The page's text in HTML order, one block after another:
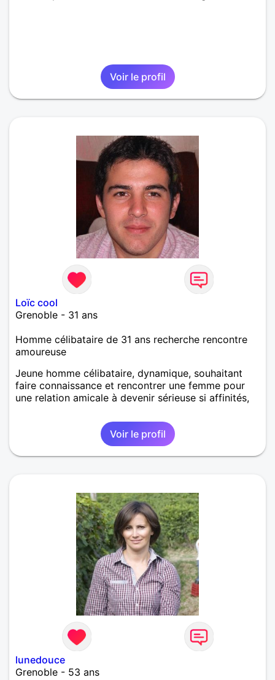
Voir le profil
Loïc cool
Grenoble - 31 ans
Homme célibataire de 31 ans recherche rencontre
amoureuse
Jeune homme célibataire, dynamique, souhaitant
faire connaissance et rencontrer une femme pour
une relation amicale à devenir sérieuse si affinités,
Voir le profil
lunedouce
Grenoble - 53 ans